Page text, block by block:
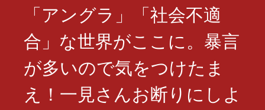
「アングラ」「社会不適
合」な世界がここに。暴言
が多いので気をつけたま
え！一見さんお断りにしよ